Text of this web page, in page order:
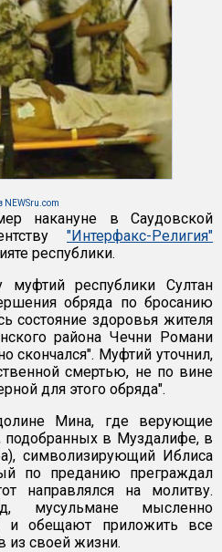
NEWSru.com
накануне в Саудовской
"Интерфакс-Религия"
республики.
муфтий республики Султан
обряда по бросанию
состояние здоровья жителя
района Чечни Романи
скончался". Муфтий уточнил,
смертью, не по вине
для этого обряда".
Мина, где верующие
в Муздалифе, в
символизирующий Иблиса
по преданию преграждал
направлялся на молитву.
мусульмане мысленно
и обещают приложить все
из своей жизни.